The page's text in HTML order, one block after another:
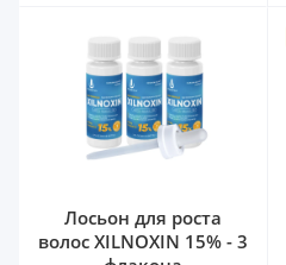
Лосьон для роста
волос XILNOXIN 15% - 3